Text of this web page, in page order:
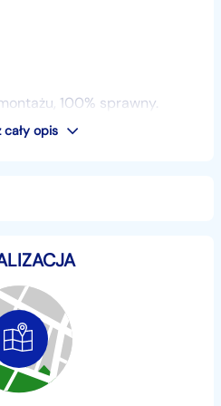
100% sprawny.
cały opis